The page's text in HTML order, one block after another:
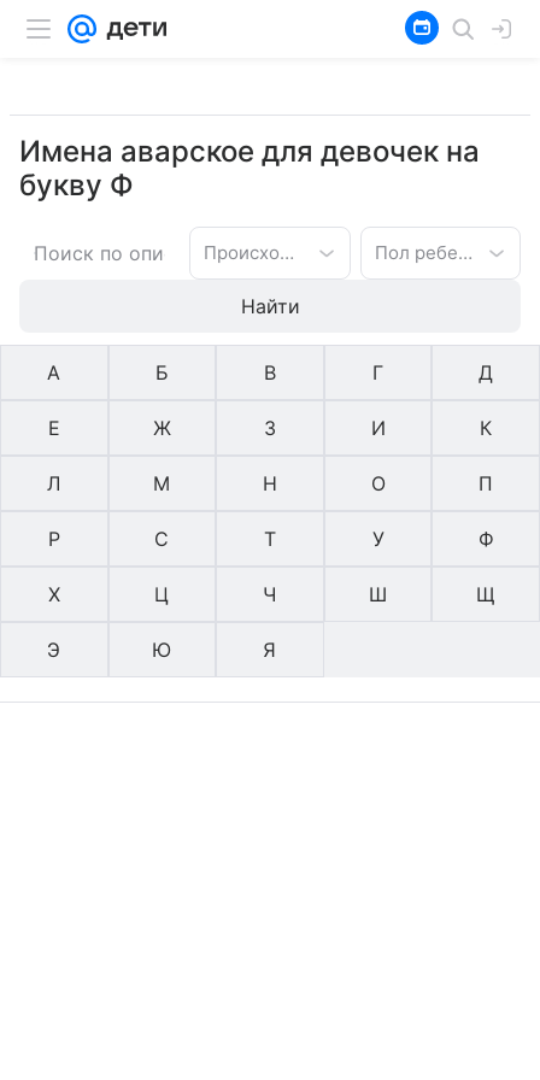
Имена аварское для девочек на
букву Ф
Происхождение имени Пол ребенка
Найти
А Б В Г Д
Е Ж З И К
Л М Н О П
Р С Т У Ф
Х Ц Ч Ш Щ
Э Ю Я